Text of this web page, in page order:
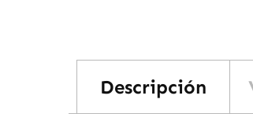
Descripción